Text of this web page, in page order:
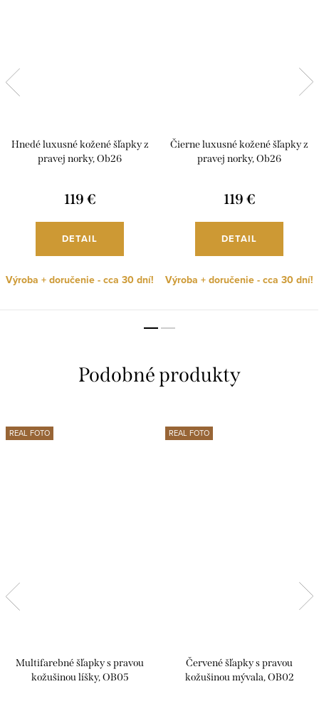
Hnedé luxusné kožené šľapky z
pravej norky, Ob26
119 €
DETAIL
Výroba + doručenie - cca 30 dní!
Čierne luxusné kožené šľapky z
pravej norky, Ob26
119 €
DETAIL
Výroba + doručenie - cca 30 dní!
REAL FOTO
Multifarebné šľapky s pravou
kožušinou líšky, OB05
REAL FOTO
Červené šľapky s pravou
kožušinou mývala, OB02